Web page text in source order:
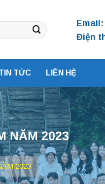
Điện
TỨC LIÊN HỆ
NĂM 2023
2023